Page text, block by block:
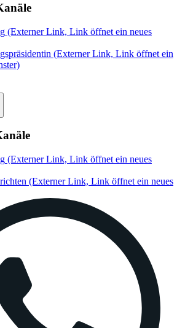
(Externer Link, Link öffnet ein neues
(Externer Link, Link öffnet ein
(Externer Link, Link öffnet ein neues
(Externer Link, Link öffnet ein neues